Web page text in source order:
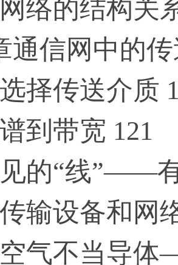
络的结构关
通信网中的
择传送介质
到带宽 121
的“线”——
输设备和网
气不当导